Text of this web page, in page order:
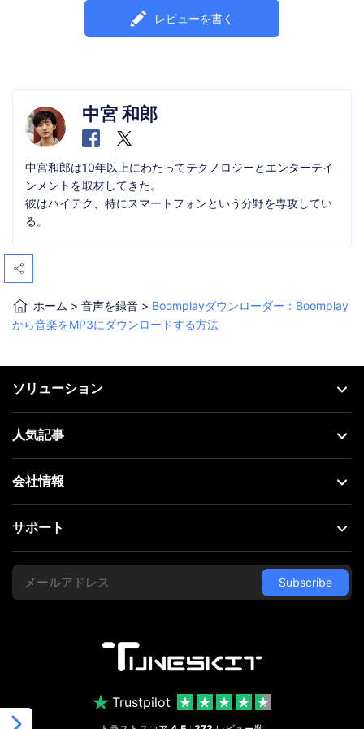
レビューを書く
中宮 和郎
中宮和郎は10年以上にわたってテクノロジーとエンターテイ
ンメントを取材してきた。
彼はハイテク、特にスマートフォンという分野を専攻してい
る。
ホーム > 音声を録音 > Boomplayダウンローダー：Boomplay
から音楽をMP3にダウンロードする方法
Trustpilot
ソリューション
人気記事
会社情報
サポート